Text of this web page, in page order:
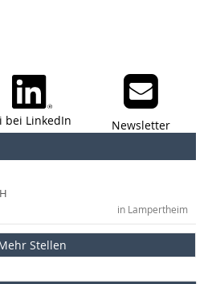
bei LinkedIn Newsletter
in Lampertheim
Stellen